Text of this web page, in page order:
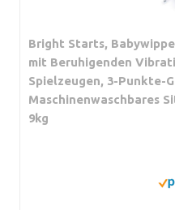
Bright Starts,
mit Beruhigenden
Spielzeugen, 3-Punkte-
Maschinenwaschbares
9kg